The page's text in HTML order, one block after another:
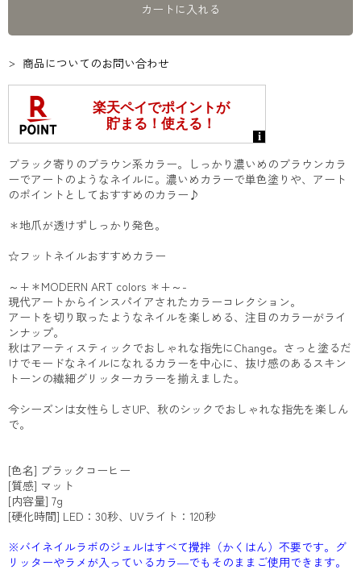
カートに入れる
商品についてのお問い合わせ
ブラック寄りのブラウン系カラー。しっかり濃いめのブラウンカラ
ーでアートのようなネイルに。濃いめカラーで単色塗りや、アート
のポイントとしておすすめのカラー♪
＊地爪が透けずしっかり発色。
☆フットネイルおすすめカラー
～+＊MODERN ART colors ＊+～-
現代アートからインスパイアされたカラーコレクション。
アートを切り取ったようなネイルを楽しめる、注目のカラーがライ
ンナップ。
秋はアーティスティックでおしゃれな指先にChange。さっと塗るだ
けでモードなネイルになれるカラーを中心に、抜け感のあるスキン
トーンの繊細グリッターカラーを揃えました。
今シーズンは女性らしさUP、秋のシックでおしゃれな指先を楽しん
で。
[色名] ブラックコーヒー
[質感] マット
[内容量] 7g
[硬化時間] LED：30秒、UVライト：120秒
※バイネイルラボのジェルはすべて攪拌（かくはん）不要です。グ
リッターやラメが入っているカラ―でもそのままご使用できます。